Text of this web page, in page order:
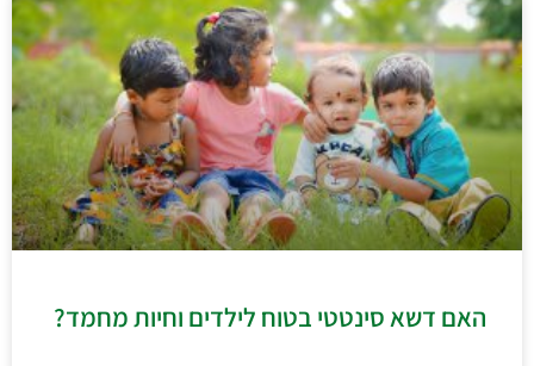
האם דשא סינטטי בטוח לילדים וחיות מחמד?